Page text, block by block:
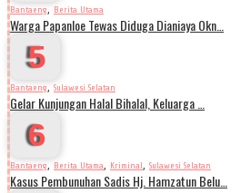
Bantaeng, Berita Utama
Warga Papanloe Tewas Diduga Dianiaya Okn…
5
Bantaeng, Sulawesi Selatan
Gelar Kunjungan Halal Bihalal, Keluarga …
6
Bantaeng, Berita Utama Kriminal Sulawesi Selatan
Kasus Pembunuhan Sadis Hj. Hamzatun Belu…